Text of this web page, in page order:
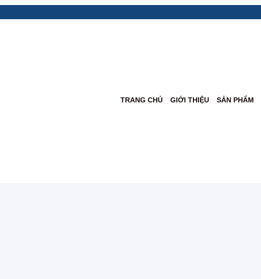
TRANG CHỦ GIỚI THIỆU SẢN PHẨM